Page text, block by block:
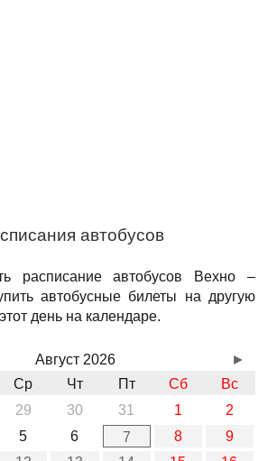
автобусов
расписание автобусов Вехно –
автобусные билеты на другую
день на календаре.
Август 2026
Ср Чт Пт Сб
Вс
29 30 31 1
2
5 6 7 8
9
►